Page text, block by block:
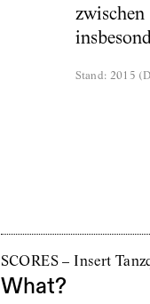
Stand: 2015 (
SCORES – Insert
What?